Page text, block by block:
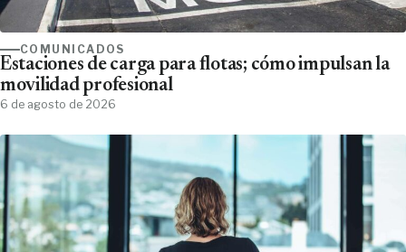
COMUNICADOS
Estaciones de carga para flotas; cómo impulsan la
movilidad profesional
6 de agosto de 2026